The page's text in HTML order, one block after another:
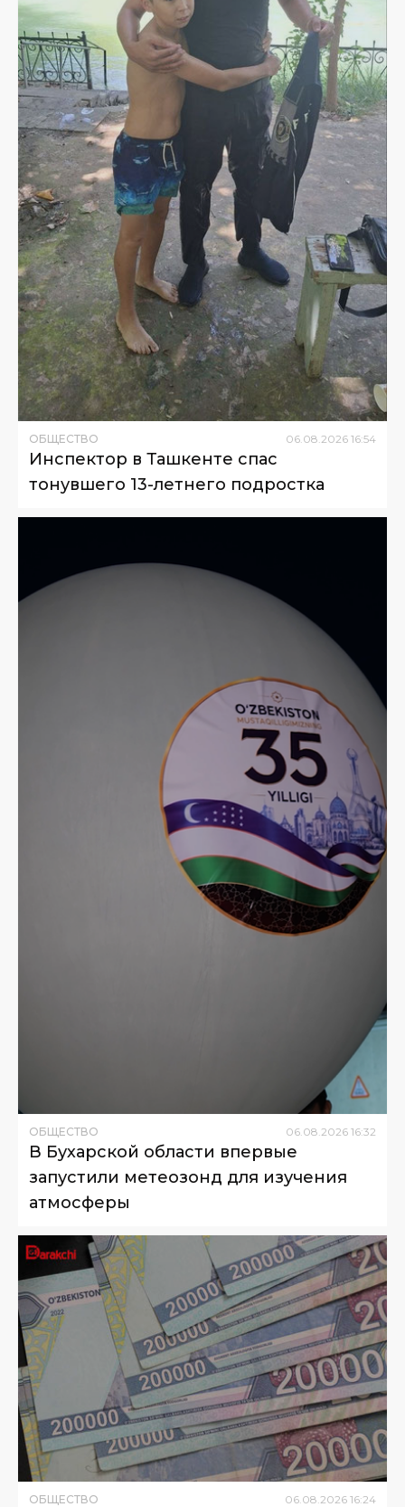
ОБЩЕСТВО 06 08 2026 16:54
Инспектор в Ташкенте спас
тонувшего 13-летнего подростка
ОБЩЕСТВО 06 08 2026 16:32
В Бухарской области впервые
запустили метеозонд для изучения
атмосферы
ОБЩЕСТВО 06 08 2026 16:24